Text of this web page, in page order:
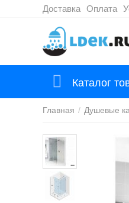
Доставка Оплата
Каталог
Главная / Душевые